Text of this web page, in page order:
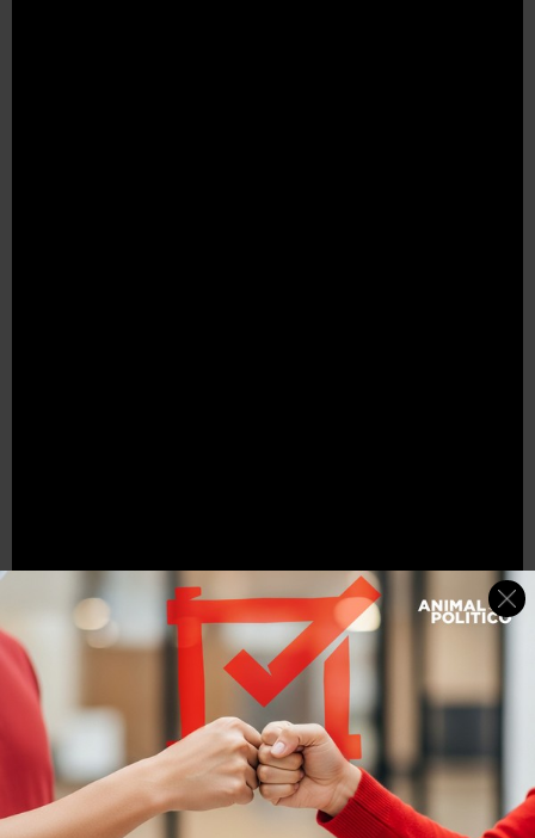
María Reyna González – Soprano Mixe
No solo el rap y el rock son las armas de lucha que ofrece
la música. Entre las artistas indígenas
también